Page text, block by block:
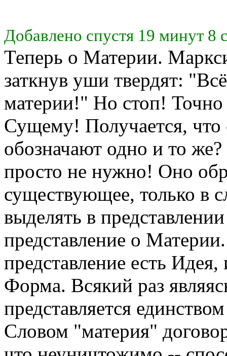
Добавлено спустя 19 минут 8
Теперь о Материи.
заткнув уши твердят:
материи!" Но стоп! Точно
Сущему! Получается,
обозначают одно и то
просто не нужно! Оно
существующее, только в
выделять в
представление о
представление есть
Форма. Всякий раз
представляется
Словом "материя"